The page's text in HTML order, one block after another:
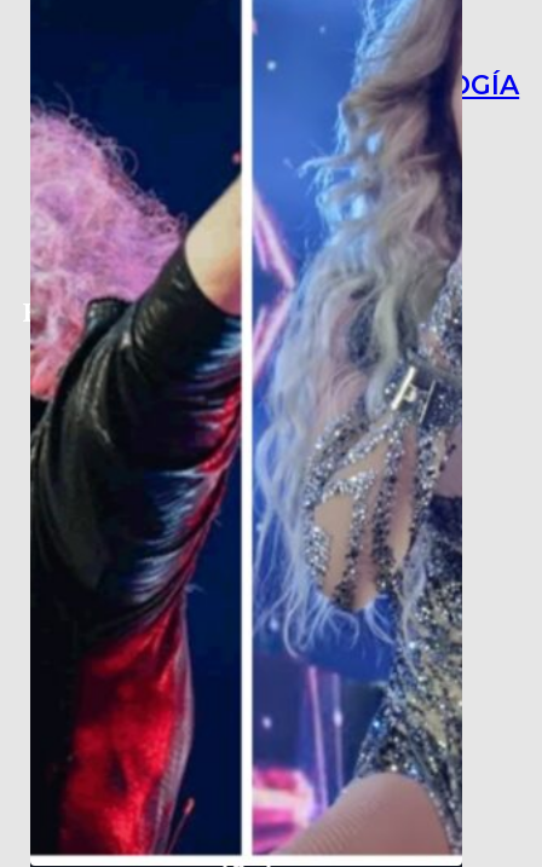
INTERNACIONAL
ARTE, CIENCIA Y TECNOLOGÍA
COLUMNAS
BAJO LA LUPA
RASTROS Y ROSTROS
VÍNCULOS ANIMALES